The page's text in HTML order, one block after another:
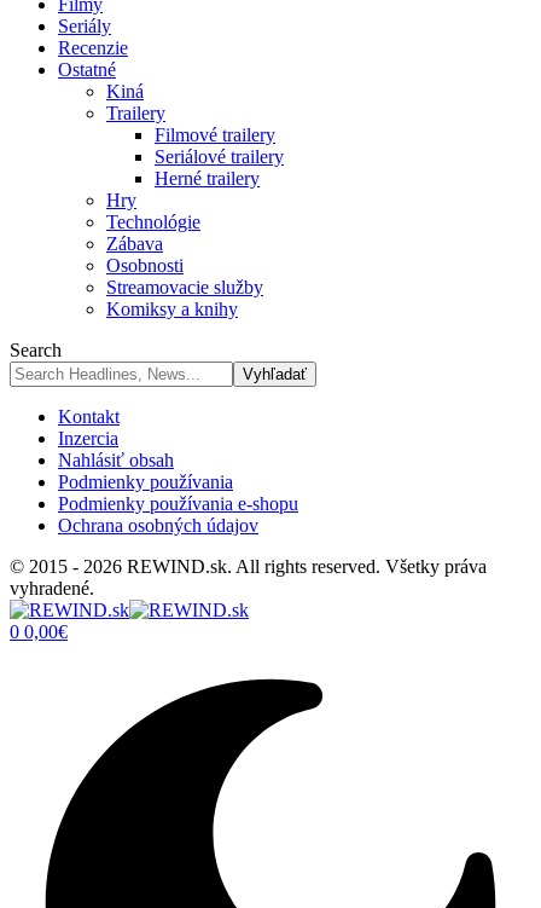
Filmy
Seriály
Recenzie
Ostatné
Kiná
Trailery
Filmové trailery
Seriálové trailery
Herné trailery
Hry
Technológie
Zábava
Osobnosti
Streamovacie služby
Komiksy a knihy
Search
Kontakt
Inzercia
Nahlásiť obsah
Podmienky používania
Podmienky používania e-shopu
Ochrana osobných údajov
© 2015 - 2026 REWIND.sk. All rights reserved. Všetky práva
vyhradené.
0 0,00€